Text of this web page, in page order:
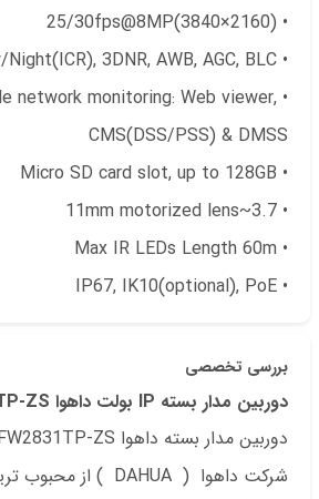
• 25/30fps@8MP(3840×2160)
• WDR(120dB), Day/Night(ICR), 3DNR, AWB, AGC, BLC
network monitoring: Web viewer,
CMS(DSS/PSS) & DMSS
• Micro SD card slot, up to 128GB
• 3.7~11mm motorized lens
• Max IR LEDs Length 60m
• IP67, IK10(optional), PoE
بررسی تخصصی
دوربین مدار بسته IP بولت داهوا IPC-HFW2831TP-ZS
دوربین مدار بسته داهوا IPC-HFW2831TP-ZS –
شرکت داهوا ( DAHUA ) از محبوب ترین تولید کننده های